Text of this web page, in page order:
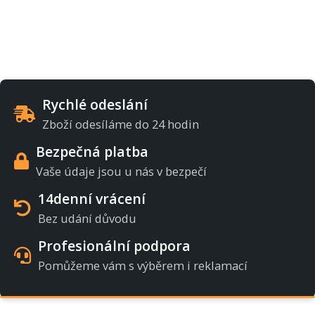
Rychlé odeslání
Zboží odesíláme do 24 hodin
Bezpečná platba
Vaše údaje jsou u nás v bezpečí
14denní vrácení
Bez udání důvodu
Profesionální podpora
Pomůžeme vám s výběrem i reklamací